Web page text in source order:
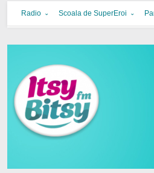
Itsy Bitsy
bucurie in familie
Radio Scoala de SuperEroi